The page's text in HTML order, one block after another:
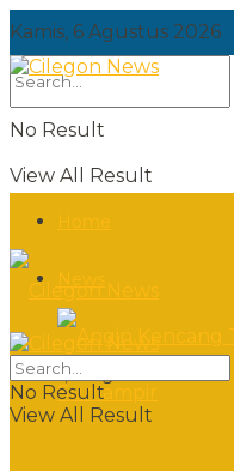
Kamis, 6 Agustus 2026
No Result
View All Result
Kamis, 6 Agustus 2026
No Result
View All Result